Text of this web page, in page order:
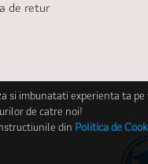
de retur
si imbunatati experienta ta
de catre noi!
din Politica de